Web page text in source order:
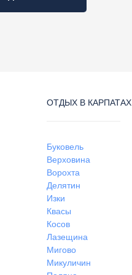
ОТДЫХ В КАРПАТАХ
Буковель
Верховина
Ворохта
Делятин
Изки
Квасы
Косов
Лазещина
Мигово
Микуличин